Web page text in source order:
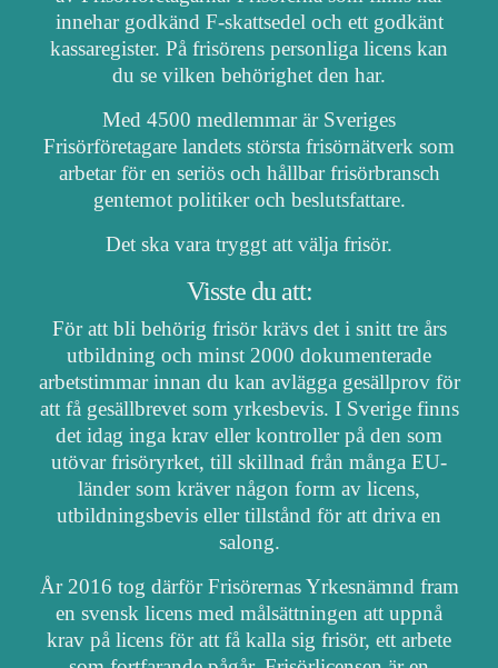
innehar godkänd F-skattsedel och ett godkänt
kassaregister. På frisörens personliga licens kan
du se vilken behörighet den har.
Med 4500 medlemmar är Sveriges
Frisörföretagare landets största frisörnätverk som
arbetar för en seriös och hållbar frisörbransch
gentemot politiker och beslutsfattare.
Det ska vara tryggt att välja frisör.
Visste du att:
För att bli behörig frisör krävs det i snitt tre års
utbildning och minst 2000 dokumenterade
arbetstimmar innan du kan avlägga gesällprov för
att få gesällbrevet som yrkesbevis. I Sverige finns
det idag inga krav eller kontroller på den som
utövar frisöryrket, till skillnad från många EU-
länder som kräver någon form av licens,
utbildningsbevis eller tillstånd för att driva en
salong.
År 2016 tog därför Frisörernas Yrkesnämnd fram
en svensk licens med målsättningen att uppnå
krav på licens för att få kalla sig frisör, ett arbete